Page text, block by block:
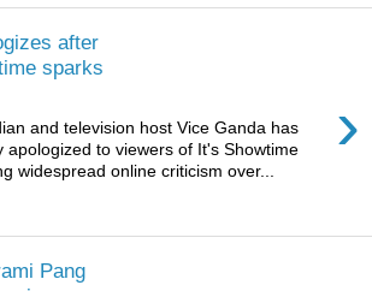
after
sparks
›
and television host Vice Ganda has
apologized to viewers of It's Showtime
widespread online criticism over...
Pang